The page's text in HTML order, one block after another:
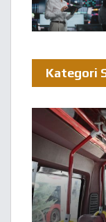
Kategori